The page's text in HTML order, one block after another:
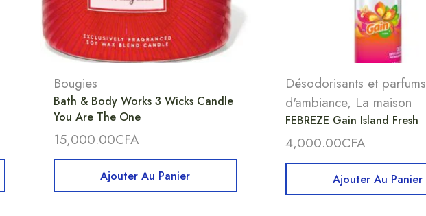
Bougies
Bath & Body Works 3 Wicks Candle
You Are The One
15,000.00CFA
Ajouter Au Panier
Désodorisants et parfums
d'ambiance, La maison
FEBREZE Gain Island Fresh
4,000.00CFA
Ajouter Au Panier